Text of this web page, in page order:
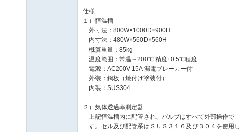
仕様
１）恒温槽
外寸法：800W×1000D×900H
内寸法：480W×560D×560H
概算重量：85kg
温度範囲：常温～200℃ 精度±0.5℃程度
電源：AC200V 15A 漏電ブレーカー付
外装：鋼板（焼付け塗装付）
内装：SUS304
２）気体透過率測定器
上記恒温槽内に配管され、バルブはすべて外部操作で
す。セル及び配管系はＳＵＳ３１６及び３０４を使用し